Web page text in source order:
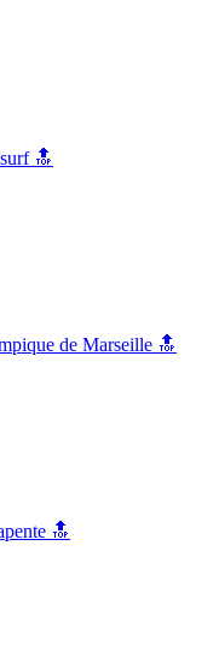
🔝
de Marseille 🔝
🔝